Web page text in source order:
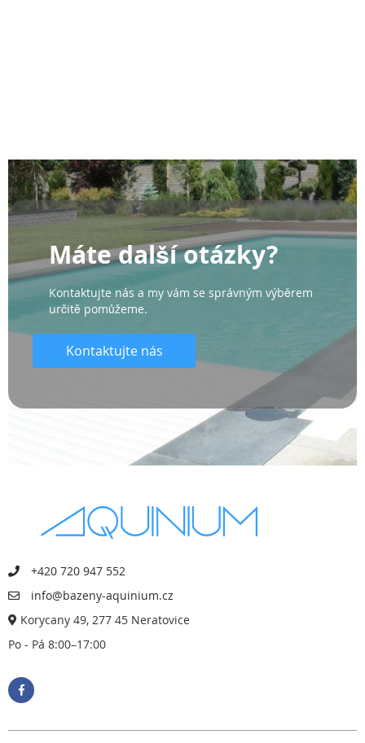
Máte další otázky?
Kontaktujte nás a my vám se správným výběrem
určitě pomůžeme.
Kontaktujte nás
+420 720 947 552
info@bazeny-aquinium.cz
Korycany 49, 277 45 Neratovice
Po - Pá 8:00–17:00